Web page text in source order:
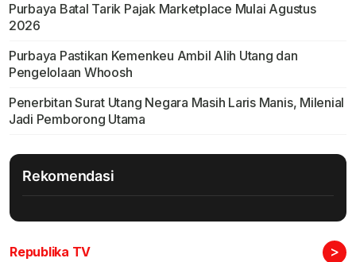
Purbaya Batal Tarik Pajak Marketplace Mulai Agustus
2026
Purbaya Pastikan Kemenkeu Ambil Alih Utang dan
Pengelolaan Whoosh
Penerbitan Surat Utang Negara Masih Laris Manis, Milenial
Jadi Pemborong Utama
Rekomendasi
Republika TV >